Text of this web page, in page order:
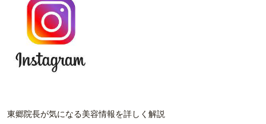
東郷院長が気になる美容情報を詳しく解説